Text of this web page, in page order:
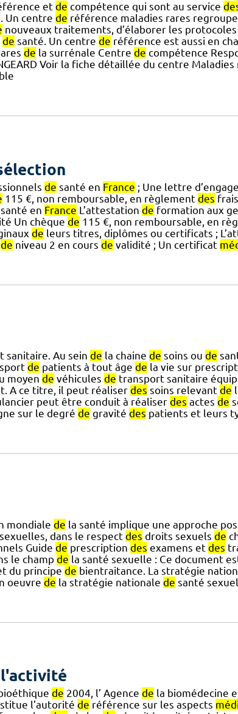
et de compétence qui sont au service
Un centre de référence maladies rares regroupe
nouveaux traitements, d’élaborer les protocoles
de santé. Un centre de référence est aussi en
de la surrénale Centre de compétence
Voir la fiche détaillée du centre Maladies
de santé en France ; Une lettre
115 €, non remboursable, en règlement des frais
santé en France L’attestation de formation aux
Un chèque de 115 €, non remboursable, en
de leurs titres, diplômes ou certificats ;
de niveau 2 en cours de validité ; Un certificat
sanitaire. Au sein de la chaine de soins ou de
de patients à tout âge de la vie sur
moyen de véhicules de transport sanitaire
A ce titre, il peut réaliser des soins relevant de
peut être conduit à réaliser des actes de
sur le degré de gravité des patients et leurs
mondiale de la santé implique une approche
dans le respect des droits sexuels de
Guide de prescription des examens et des
le champ de la santé sexuelle : Ce document
du principe de bientraitance. La stratégie
oeuvre de la stratégie nationale de santé
l'activité
de 2004, l’ Agence de la biomédecine
l’autorité de référence sur les aspects